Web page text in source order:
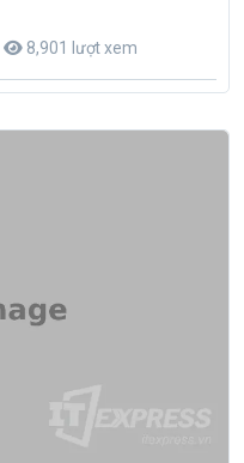
8,901 lượt xem